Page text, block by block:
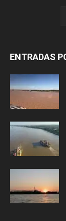
ENTRADAS